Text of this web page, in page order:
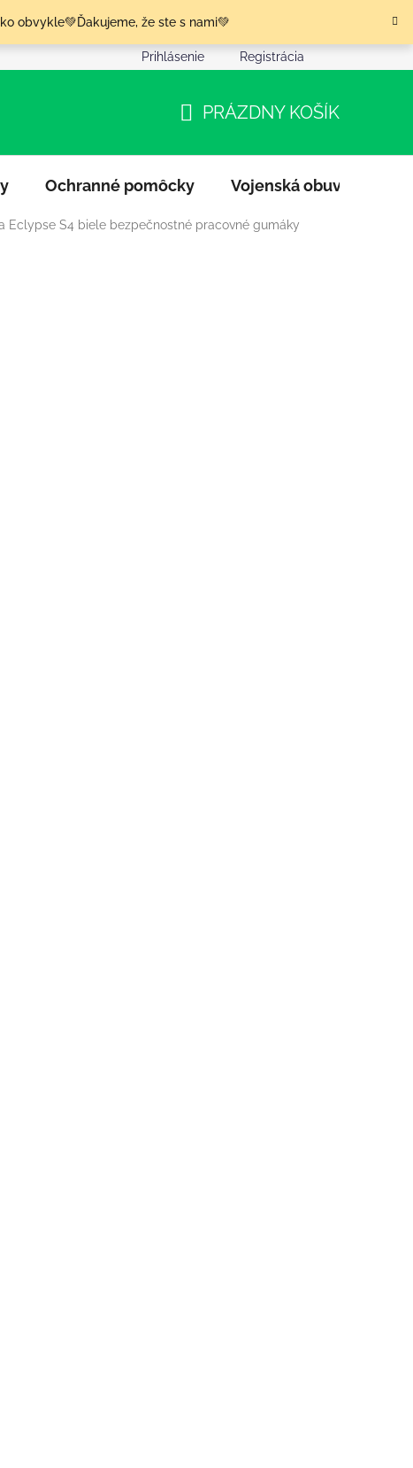
obvykle💚Ďakujeme, že ste s nami💚
Podmienky ochrany osobných údajov
Prihlásenie Registrácia
KOŠÍK
PRÁZDNY KOŠÍK
Ochranné pomôcky Vojenská obuv
Eclypse S4 biele bezpečnostné pracovné gumáky